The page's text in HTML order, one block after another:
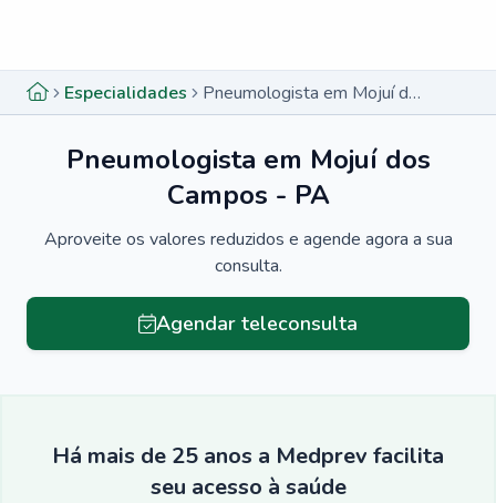
Especialidades Pneumologista em Mojuí dos Campos - PA
Pneumologista em Mojuí dos
Campos - PA
Aproveite os valores reduzidos e agende agora a sua
consulta.
Agendar teleconsulta
Há mais de 25 anos a Medprev facilita
seu acesso à saúde